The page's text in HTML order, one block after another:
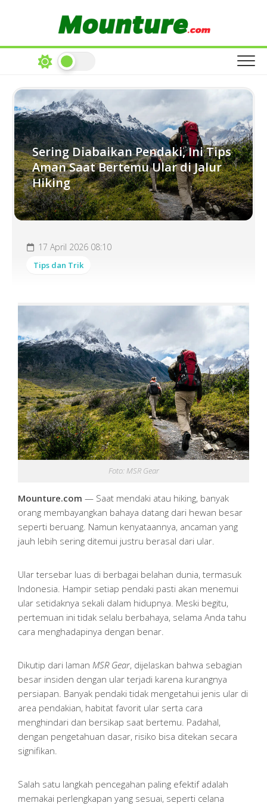
Sering Diabaikan Pendaki, Ini Tips
Aman Saat Bertemu Ular di Jalur
Hiking
17 April 2026 08:10
Tips dan Trik
Foto: MSR Gear
Mounture.com — Saat mendaki atau hiking, banyak
orang membayangkan bahaya datang dari hewan besar
seperti beruang. Namun kenyataannya, ancaman yang
jauh lebih sering ditemui justru berasal dari ular.
Ular tersebar luas di berbagai belahan dunia, termasuk
Indonesia. Hampir setiap pendaki pasti akan menemui
ular setidaknya sekali dalam hidupnya. Meski begitu,
pertemuan ini tidak selalu berbahaya, selama Anda tahu
cara menghadapinya dengan benar.
Dikutip dari laman MSR Gear, dijelaskan bahwa sebagian
besar insiden dengan ular terjadi karena kurangnya
persiapan. Banyak pendaki tidak mengetahui jenis ular di
area pendakian, habitat favorit ular serta cara
menghindari dan bersikap saat bertemu. Padahal,
dengan pengetahuan dasar, risiko bisa ditekan secara
signifikan.
Salah satu langkah pencegahan paling efektif adalah
memakai perlengkapan yang sesuai, seperti celana